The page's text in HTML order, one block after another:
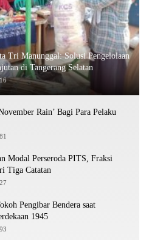
Tri Manunggal: Solusi Pengelolaan
di Tangerang Selatan
Rain’ Bagi Para Pelaku
Modal Perseroda PITS, Fraksi
Tiga Catatan
Pengibar Bendera saat
1945